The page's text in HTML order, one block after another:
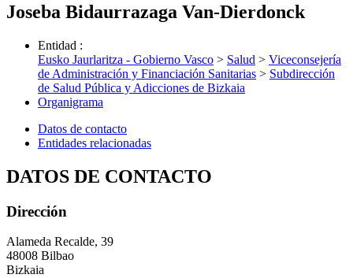
Joseba Bidaurrazaga Van-Dierdonck
Entidad :
Eusko Jaurlaritza - Gobierno Vasco > Salud > Viceconsejería
de Administración y Financiación Sanitarias > Subdirección
de Salud Pública y Adicciones de Bizkaia
Organigrama
Datos de contacto
Entidades relacionadas
DATOS DE CONTACTO
Dirección
Alameda Recalde, 39
48008 Bilbao
Bizkaia